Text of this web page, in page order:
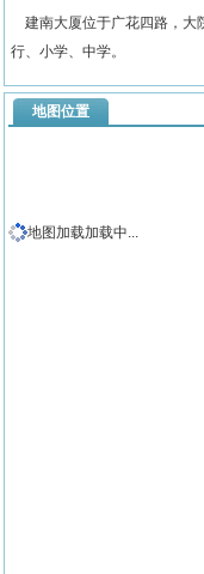
建南大厦位于广花四路，大
行、小学、中学。
地图位置
地图加载加载中...